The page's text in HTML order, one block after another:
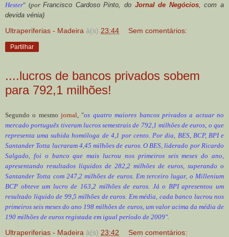
Hester" (porFrancisco Cardoso Pinto, do Jornal de Negócios, com a
devida vénia)
Ultraperiferias - Madeira à(s) 23:44 Sem comentários:
Partilhar
....lucros de bancos privados sobem
para 792,1 milhões!
Segundo o mesmojornal , "os quatro maiores bancos privados a actuar no
mercado português tiveram lucros semestrais de 792,1 milhões de euros, o que
representa uma subida homóloga de 4,1 por cento. Por dia, BES, BCP, BPI e
Santander Totta lucraram 4,45 milhões de euros. O BES, liderado por Ricardo
Salgado, foi o banco que mais lucrou nos primeiros seis meses do ano,
apresentando resultados líquidos de 282,2 milhões de euros, superando o
Santander Totta com 247,2 milhões de euros. Em terceiro lugar, o Millenium
BCP obteve um lucro de 163,2 milhões de euros. Já o BPI apresentou um
resultado líquido de 99,5 milhões de euros. Em média, cada banco lucrou nos
primeiros seis meses do ano 198 milhões de euros, um valor acima da média de
190 milhões de euros registada em igual período de 2009".
Ultraperiferias - Madeira à(s) 23:42 Sem comentários: